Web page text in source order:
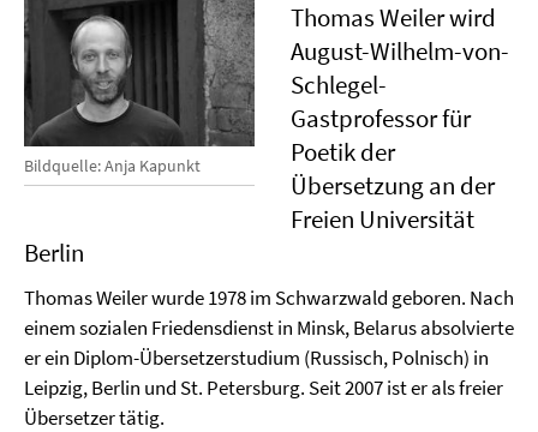
Bildquelle: Anja Kapunkt
Thomas Weiler wird
August-Wilhelm-von-
Schlegel-
Gastprofessor für
Poetik der
Übersetzung an der
Freien Universität
Berlin
Thomas Weiler wurde 1978 im Schwarzwald geboren. Nach
einem sozialen Friedensdienst in Minsk, Belarus absolvierte
er ein Diplom-Übersetzerstudium (Russisch, Polnisch) in
Leipzig, Berlin und St. Petersburg. Seit 2007 ist er als freier
Übersetzer tätig.